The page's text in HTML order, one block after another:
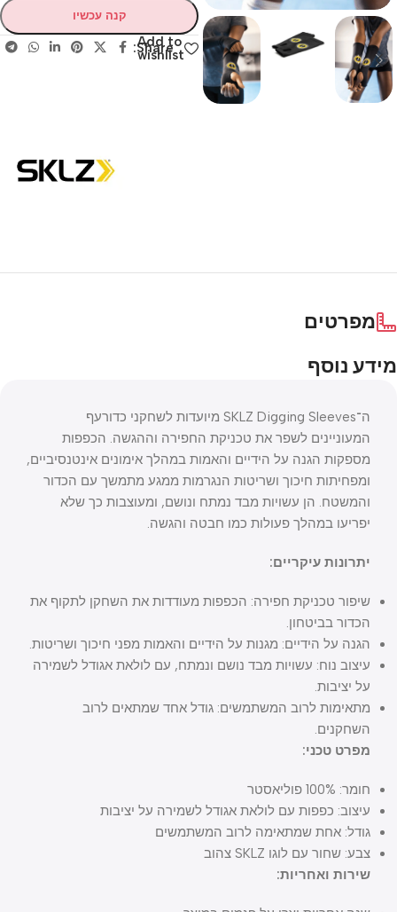
קנה עכשיו
Add to
wishlist
Share:
מפרטים
מידע נוסף
ה־SKLZ Digging Sleeves מיועדות לשחקני כדורעף
המעוניינים לשפר את טכניקת החפירה וההגשה. הכפפות
מספקות הגנה על הידיים והאמות במהלך אימונים אינטנסיביים,
ומפחיתות חיכוך ושריטות הנגרמות ממגע מתמשך עם הכדור
והמשטח. הן עשויות מבד נמתח ונושם, ומעוצבות כך שלא
יפריעו במהלך פעולות כמו חבטה והגשה.
יתרונות עיקריים:
שיפור טכניקת חפירה: הכפפות מעודדות את השחקן לתקוף את
הכדור בביטחון.
הגנה על הידיים: מגנות על הידיים והאמות מפני חיכוך ושריטות.
עיצוב נוח: עשויות מבד נושם ונמתח, עם לולאת אגודל לשמירה
על יציבות.
מתאימות לרוב המשתמשים: גודל אחד שמתאים לרוב
השחקנים.
מפרט טכני:
חומר: 100% פוליאסטר
עיצוב: כפפות עם לולאת אגודל לשמירה על יציבות
גודל: אחת שמתאימה לרוב המשתמשים
צבע: שחור עם לוגו SKLZ צהוב
שירות ואחריות: